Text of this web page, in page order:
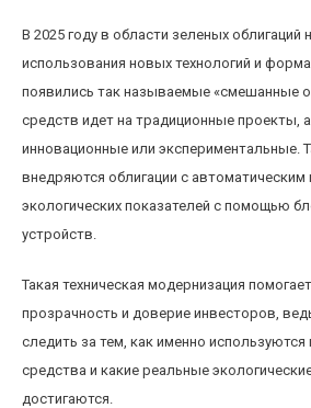
В 2025 году в области зеленых облигаций
использования новых технологий и
появились так называемые «смешанные
средств идет на традиционные проекты,
инновационные или экспериментальные.
внедряются облигации с автоматическим
экологических показателей с помощью
устройств.
Такая техническая модернизация
прозрачность и доверие инвесторов,
следить за тем, как именно
средства и какие реальные
достигаются.